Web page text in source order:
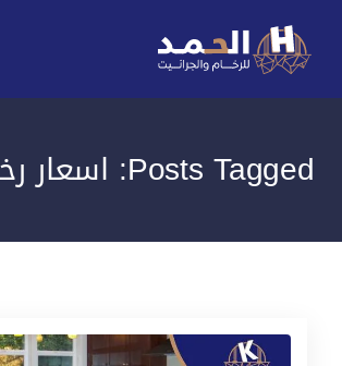
Posts Tagged: اسعار رخام مطابخ